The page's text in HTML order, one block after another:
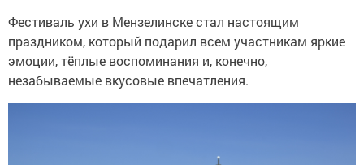
Фестиваль ухи в Мензелинске стал настоящим
праздником, который подарил всем участникам яркие
эмоции, тёплые воспоминания и, конечно,
незабываемые вкусовые впечатления.